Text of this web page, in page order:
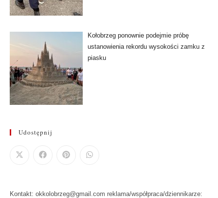
Kołobrzeg ponownie podejmie próbę
ustanowienia rekordu wysokości zamku z
piasku
Udostępnij
Kontakt: okkolobrzeg@gmail.com reklama/współpraca/dziennikarze: